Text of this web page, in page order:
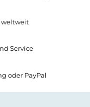
weltweit
Service
oder PayPal